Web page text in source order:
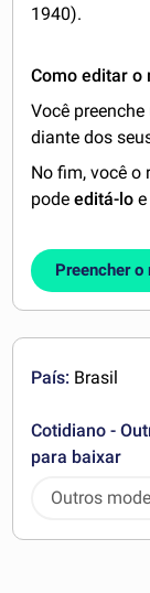
1940).
Como editar o
Você
diante dos
No fim, você
podeeditá-lo e
Preencher o
País: Brasil
Cotidiano -
para baixar
Outros
baixar